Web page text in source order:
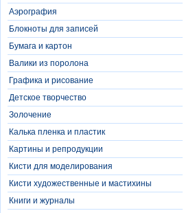
Аэрография
Блокноты для записей
Бумага и картон
Валики из поролона
Графика и рисование
Детское творчество
Золочение
Калька пленка и пластик
Картины и репродукции
Кисти для моделирования
Кисти художественные и мастихины
Книги и журналы